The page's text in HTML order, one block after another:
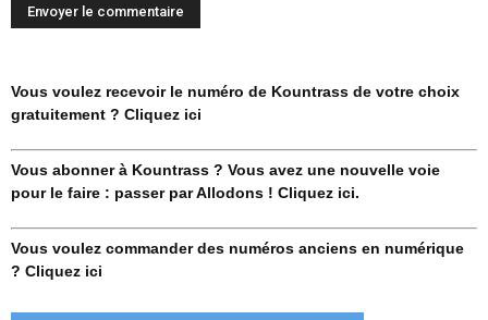
Vous voulez recevoir le numéro de Kountrass de votre choix
gratuitement ? Cliquez ici
Vous abonner à Kountrass ? Vous avez une nouvelle voie
pour le faire : passer par Allodons ! Cliquez ici.
Vous voulez commander des numéros anciens en numérique
? Cliquez ici